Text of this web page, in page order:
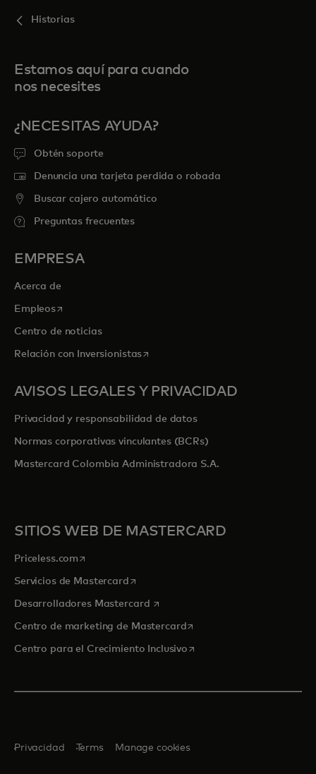
Historias
Estamos aquí para cuando
nos necesites
¿NECESITAS AYUDA?
Obtén soporte
Denuncia una tarjeta perdida o robada
Buscar cajero automático
Preguntas frecuentes
EMPRESA
Acerca de
Empleosse abre en una pestaña nueva
Centro de noticias
Relación con Inversionistasse abre en una pestaña nueva
AVISOS LEGALES Y PRIVACIDAD
Privacidad y responsabilidad de datos
Normas corporativas vinculantes (BCRs)
Mastercard Colombia Administradora S.A.
SITIOS WEB DE MASTERCARD
Priceless.com se abre en una pestaña nueva
Servicios de Mastercardse abre en una pestaña nueva
Desarrolladores Mastercard se abre en una pestaña nueva
Centro de marketing de Mastercardse abre en una pestaña
Centro para el Crecimiento Inclusivose abre en una pestaña
Privacidad Terms Manage cookies